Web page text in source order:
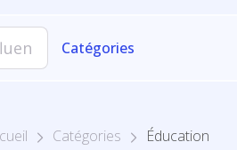
Catégories
Catégories Éducation